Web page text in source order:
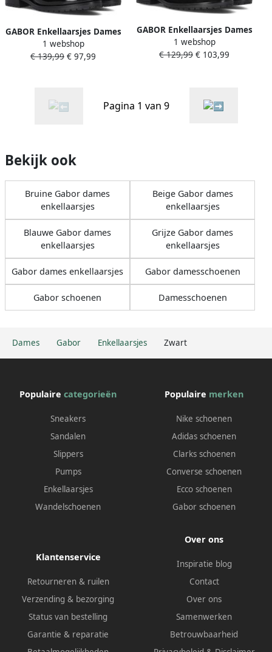
Dames Gabor Enkellaarsjes Zwart
GABOR Enkellaarsjes Dames
022 Maat: 40 5 Materiaal:
Leer Kleur: Zwart
1 webshop
€ 139,99 € 97,99
GABOR Enkellaarsjes Dames
022 Maat: 41 Materiaal:
Suède Kleur: Zwart
1 webshop
€ 129,99 € 103,99
Pagina 1 van 9
Bekijk ook
Bruine Gabor dames
enkellaarsjes
Beige Gabor dames
enkellaarsjes
Blauwe Gabor dames
enkellaarsjes
Grijze Gabor dames
enkellaarsjes
Gabor dames enkellaarsjes Gabor damesschoenen
Gabor schoenen Damesschoenen
Populaire categorieën
Sneakers
Sandalen
Slippers
Pumps
Enkellaarsjes
Wandelschoenen
Populaire merken
Nike schoenen
Adidas schoenen
Clarks schoenen
Converse schoenen
Ecco schoenen
Gabor schoenen
Klantenservice
Retourneren & ruilen
Verzending & bezorging
Status van bestelling
Garantie & reparatie
Over ons
Inspiratie blog
Contact
Over ons
Samenwerken
Betrouwbaarheid